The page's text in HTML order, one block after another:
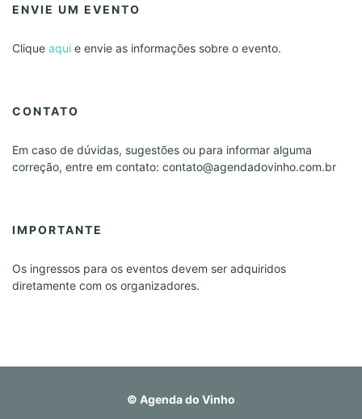
ENVIE UM EVENTO
Clique aqui e envie as informações sobre o evento.
CONTATO
Em caso de dúvidas, sugestões ou para informar alguma
correção, entre em contato: contato@agendadovinho.com.br
IMPORTANTE
Os ingressos para os eventos devem ser adquiridos
diretamente com os organizadores.
© Agenda do Vinho